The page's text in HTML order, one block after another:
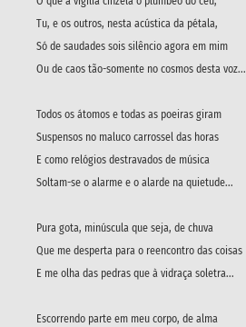
Tu, e os outros, nesta acústica da pétala,
Só de saudades sois silêncio agora em mim
Ou de caos tão-somente no cosmos desta voz...
Todos os átomos e todas as poeiras giram
Suspensos no maluco carrossel das horas
E como relógios destravados de música
Soltam-se o alarme e o alarde na quietude...
Pura gota, minúscula que seja, de chuva
Que me desperta para o reencontro das coisas
E me olha das pedras que à vidraça soletra...
Escorrendo parte em meu corpo, de alma